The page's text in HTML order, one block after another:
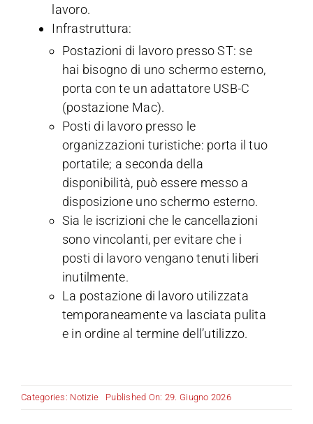
lavoro.
Infrastruttura:
Postazioni di lavoro presso ST: se
hai bisogno di uno schermo esterno,
porta con te un adattatore USB-C
(postazione Mac).
Posti di lavoro presso le
organizzazioni turistiche: porta il tuo
portatile; a seconda della
disponibilità, può essere messo a
disposizione uno schermo esterno.
Sia le iscrizioni che le cancellazioni
sono vincolanti, per evitare che i
posti di lavoro vengano tenuti liberi
inutilmente.
La postazione di lavoro utilizzata
temporaneamente va lasciata pulita
e in ordine al termine dell’utilizzo.
Categories: Notizie Published On: 29. Giugno 2026